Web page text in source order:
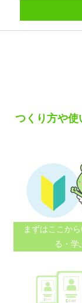
つくり方や使
まずはここから
る・学